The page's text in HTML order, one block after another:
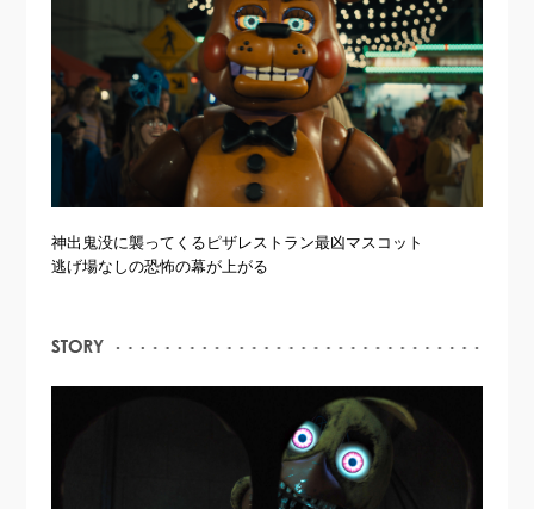
神出鬼没に襲ってくるピザレストラン最凶マスコット
逃げ場なしの恐怖の幕が上がる